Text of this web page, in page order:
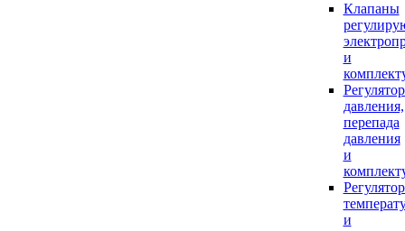
Клапаны
и
давления,
перепада
давления
и
и